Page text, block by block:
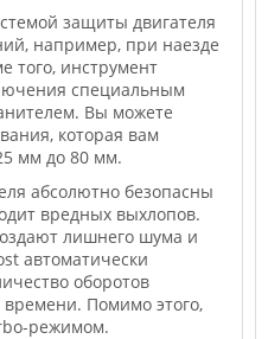
защиты двигателя
например, при наезде
того, инструмент
специальным
Вы можете
которая вам
мм до 80 мм.
абсолютно безопасны
вредных выхлопов.
лишнего шума и
автоматически
оборотов
Помимо этого,
режимом.